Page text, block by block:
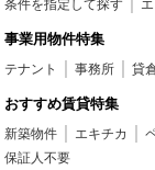
条件を指定して探す
事業用物件特集
テナント 事務所 貸
おすすめ賃貸特集
新築物件 エキチカ
保証人不要